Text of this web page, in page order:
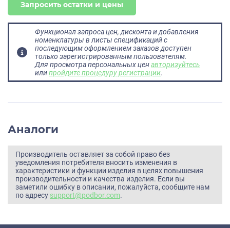
Запросить остатки и цены
Функционал запроса цен, дисконта и добавления
номенклатуры в листы спецификаций с
последующим оформлением заказов доступен
только зарегистрированным пользователям.
Для просмотра персональных ценавторизуйтесь
илипройдите процедуру регистрации.
Аналоги
Производитель оставляет за собой право без
уведомления потребителя вносить изменения в
характеристики и функции изделия в целях повышения
производительности и качества изделия. Если вы
заметили ошибку в описании, пожалуйста, сообщите нам
по адресу support@podbor.com.